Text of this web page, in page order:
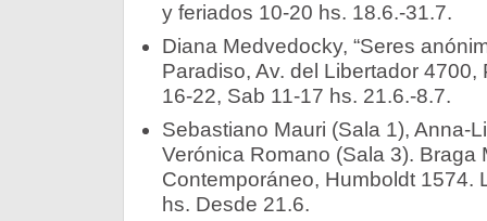
y feriados 10-20 hs. 18.6.-31.7.
Diana Medvedocky, “Seres
Paradiso, Av. del Libertador 4700,
16-22, Sab 11-17 hs. 21.6.-8.7.
Sebastiano Mauri (Sala 1), Anna-
Verónica Romano (Sala 3). Braga
Contemporáneo, Humboldt 1574.
hs. Desde 21.6.